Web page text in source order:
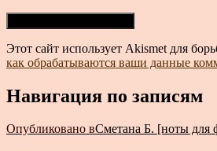
Этот сайт использует Akismet для
как обрабатываются ваши данные
Навигация по записям
Опубликовано вСметана Б. [ноты для